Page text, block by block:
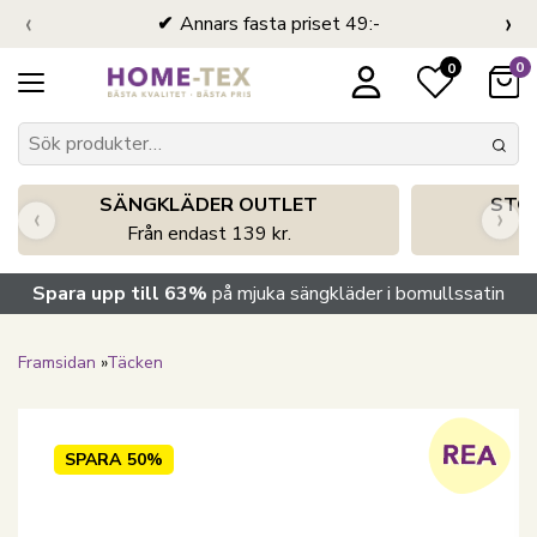
Annars fasta priset 49:-
‹ ›
0 0
SÄNGKLÄDER OUTLET
Från endast 139 kr.
‹ ›
Spara upp till 63% på mjuka sängkläder i bomullssatin
Framsidan »Täcken
SPARA 50%